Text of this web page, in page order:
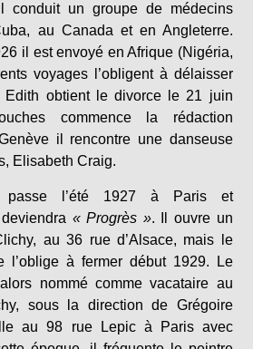
il conduit un groupe de médecins
au Canada et en Angleterre.
il est envoyé en Afrique (Nigéria,
voyages l’obligent à délaisser
obtient le divorce le 21 juin
commence la rédaction
il rencontre une danseuse
Elisabeth Craig.
passe l’été 1927 à Paris et
« Progrès ». Il ouvre un
au 36 rue d’Alsace, mais le
l’oblige à fermer début 1929. Le
nommé comme vacataire au
sous la direction de Grégoire
au 98 rue Lepic à Paris avec